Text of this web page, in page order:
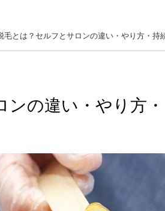
毛とは？セルフとサロンの違い・やり方・持
の違い・やり方・